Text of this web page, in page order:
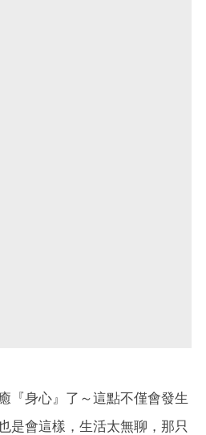
『身心』了～這點不僅會發生
是會這樣，生活太無聊，那只